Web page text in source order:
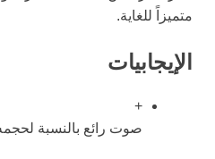
متميزاً للغاية.
الإيجابيات
+
صوت رائع بالنسبة